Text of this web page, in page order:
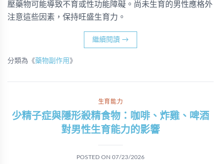
壓藥物可能導致不育或性功能障礙。尚未生育的男性應格外
注意這些因素，保持旺盛生育力。
繼續閱讀 →
分類為《藥物副作用 》
生育能力
少精子症與隱形殺精食物：咖啡、炸雞、啤酒
對男性生育能力的影響
POSTED ON 07/23/2026